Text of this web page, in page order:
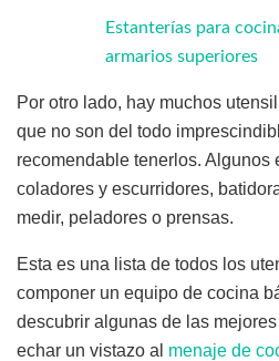
Estanterías para
armarios superiores
Por otro lado, hay muchos
que no son del todo
recomendable tenerlos. Algunos
coladores y escurridores,
medir, peladores o prensas.
Esta es una lista de todos los
componer un equipo de cocina
descubrir algunas de las
echar un vistazo al menaje de